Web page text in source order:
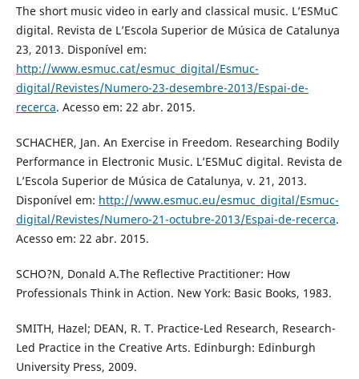
The short music video in early and classical music. L’ESMuC
digital. Revista de L’Escola Superior de Música de Catalunya
23, 2013. Disponível em:
http://www.esmuc.cat/esmuc_digital/Esmuc-
digital/Revistes/Numero-23-desembre-2013/Espai-de-
recerca. Acesso em: 22 abr. 2015.
SCHACHER, Jan. An Exercise in Freedom. Researching Bodily
Performance in Electronic Music. L’ESMuC digital. Revista de
L’Escola Superior de Música de Catalunya, v. 21, 2013.
Disponível em: http://www.esmuc.eu/esmuc_digital/Esmuc-
digital/Revistes/Numero-21-octubre-2013/Espai-de-recerca.
Acesso em: 22 abr. 2015.
SCHO?N, Donald A.The Reflective Practitioner: How
Professionals Think in Action. New York: Basic Books, 1983.
SMITH, Hazel; DEAN, R. T. Practice-Led Research, Research-
Led Practice in the Creative Arts. Edinburgh: Edinburgh
University Press, 2009.